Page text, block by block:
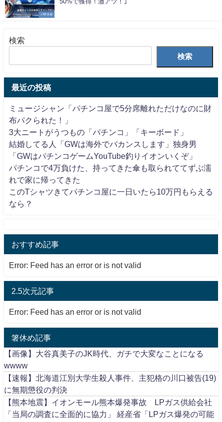
パチスロ
検索
検索
最近の投稿
ミュージシャン「パチンコ屋で5分席離れただけなのに財
布パクられた！」
3大ニートがうつもの「パチンコ」「キーボード」
結婚してる人「GWは海外でバカンスします」独身男
「GWはパチンコゲームYouTube釣りイオンいくぞ」
パチンコで4万負けた、持ってきた傘も取られててずぶ濡
れで家に帰ってきた
このTシャツきてパチンコ屋に一日いたら10万円もらえる
なら？
おすすめ記事
Error: Feed has an error or is not valid
2.5次元記事
Error: Feed has an error or is not valid
箸休め記事
【画像】大谷真美子のJK時代、ガチで大変なことになる
wwww
【速報】北海道江別大学生殺人事件、主犯格の川口被告(19)
に無期懲役の判決
【熊本地震】イオンモール熊本爆発事故 LPガス供給会社
「当局の調査に全面的に協力」 経産省「LPガス爆発の可能